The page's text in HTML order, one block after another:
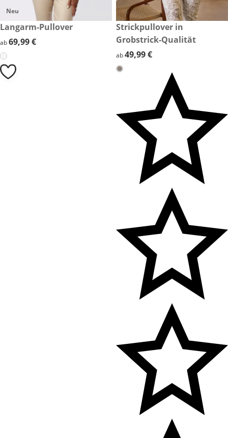
Neu
69,99 €
Langarm-Pullover
69,99 €
ab69,99 €
49,99 €
Strickpullover in
Grobstrick-Qualität
49,99 €
ab49,99 €